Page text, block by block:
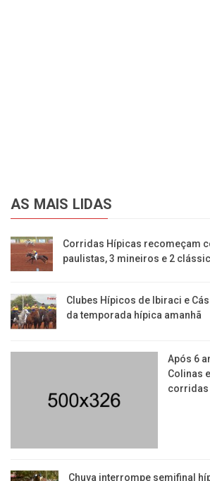
AS MAIS LIDAS
Corridas Hípicas recomeçam
paulistas, 3 mineiros e 2
Clubes Hípicos de Ibiraci e
da temporada hípica amanhã
Após 6
Colinas
​Chuva interrompe semifinal